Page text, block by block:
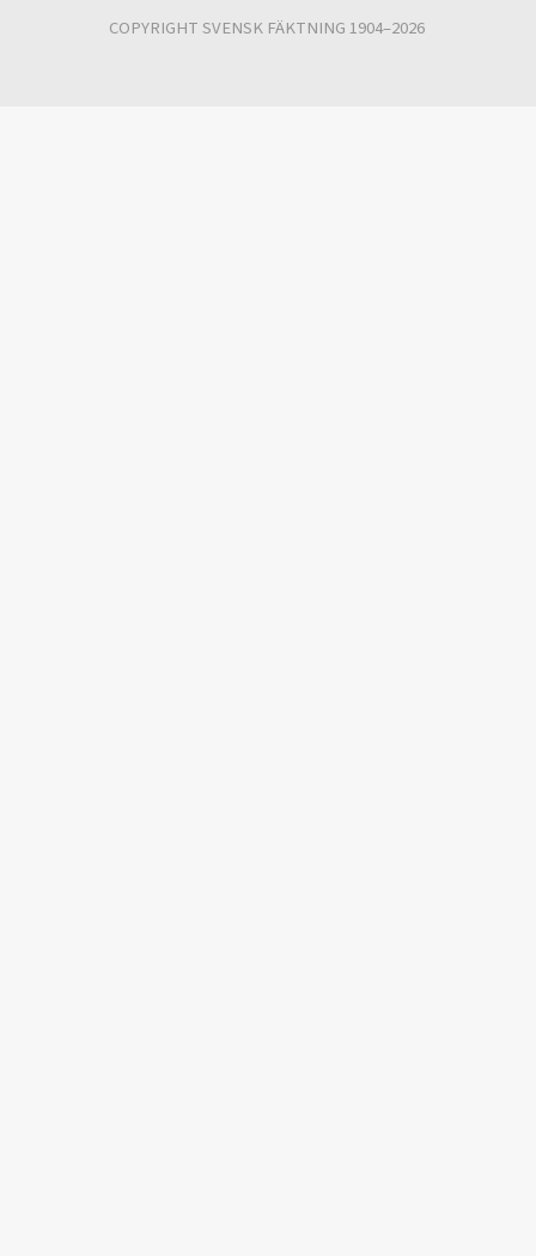
COPYRIGHT SVENSK FÄKTNING 1904–2026